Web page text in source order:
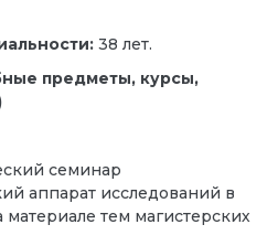
38 лет.
предметы, курсы,
семинар
аппарат исследований в
материале тем магистерских